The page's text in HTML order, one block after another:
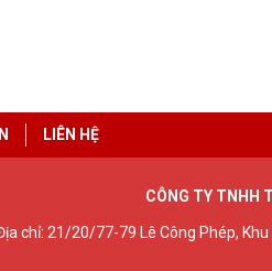
LIÊN HỆ
CÔNG TY TNHH
chỉ: 21/20/77-79 Lê Công Phép, Khu